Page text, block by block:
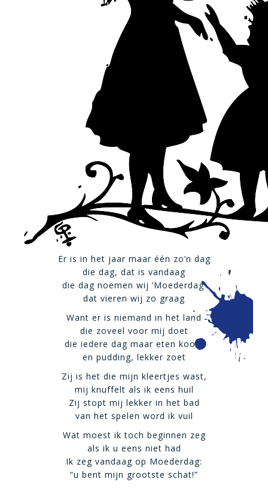
Er is in het jaar maar één zo’n dag
die dag, dat is vandaag
die dag noemen wij ‘Moederdag’
dat vieren wij zo graag
Want er is niemand in het land
die zoveel voor mij doet
die iedere dag maar eten kookt
en pudding, lekker zoet
Zij is het die mijn kleertjes wast,
mij knuffelt als ik eens huil
Zij stopt mij lekker in het bad
van het spelen word ik vuil
Wat moest ik toch beginnen zeg
als ik u eens niet had
Ik zeg vandaag op Moederdag:
“u bent mijn grootste schat!”